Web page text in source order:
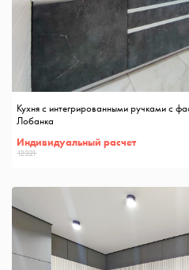
Кухня с интегрированными ручками с
Лобанка
Индивидуальный расчет
12321